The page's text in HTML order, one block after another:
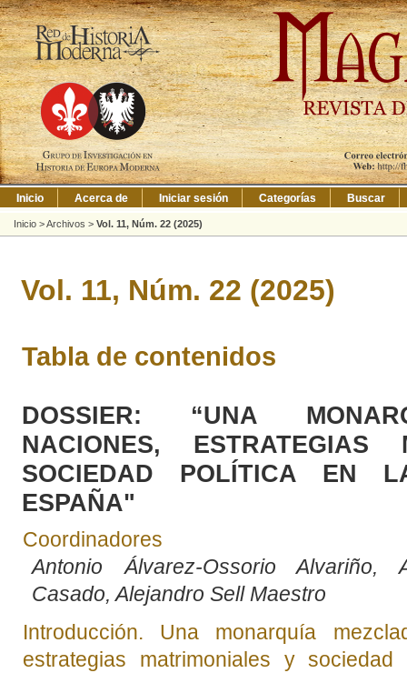
Inicio Acerca de Iniciar sesión Categorías Buscar
Inicio >Archivos > Vol. 11, Núm. 22 (2025)
Vol. 11, Núm. 22 (2025)
Tabla de contenidos
DOSSIER: “UNA
NACIONES, ESTRATEGIAS
SOCIEDAD POLÍTICA EN
ESPAÑA"
Coordinadores
Antonio Álvarez-Ossorio Alvariño,
Casado, Alejandro Sell Maestro
Introducción. Una monarquía
estrategias matrimoniales y